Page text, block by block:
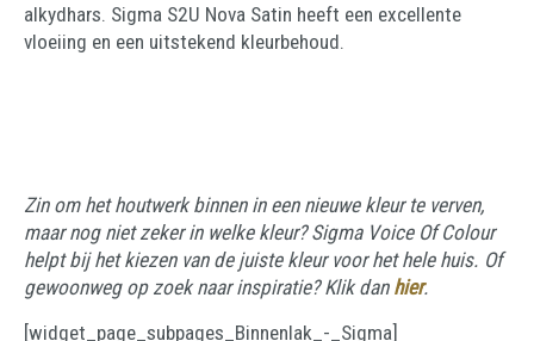
alkydhars. Sigma S2U Nova Satin heeft een excellente
vloeiing en een uitstekend kleurbehoud.
Zin om het houtwerk binnen in een nieuwe kleur te verven,
maar nog niet zeker in welke kleur? Sigma Voice Of Colour
helpt bij het kiezen van de juiste kleur voor het hele huis. Of
gewoonweg op zoek naar inspiratie? Klik dan hier.
[widget_page_subpages_Binnenlak_-_Sigma]